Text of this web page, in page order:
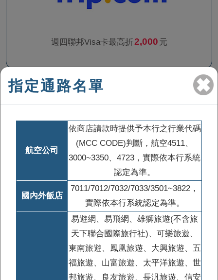
週四聯邦Visa卡最高折2,000 元
賴點卡遊韓狂享最高 30%
指定通路名單
航空公司
依商店請款時提供予本行之行業代碼
(MCC CODE)判斷，航空4511、
3000~3350、4723，實際依本行系統
認定為準。
國內外飯店
7011/7012/7032/7033/3501~3822，
實際依本行系統認定為準。
易遊網、易飛網、雄獅旅遊(不含旅
天下聯合國際旅行社)、可樂旅遊、
東南旅遊、鳳凰旅遊、大興旅遊、五
福旅遊、山富旅遊、太平洋旅遊、世
邦旅遊、良友旅遊、長汎旅遊、信安